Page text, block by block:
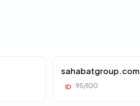
sahabatgroup.com
ID 95/100